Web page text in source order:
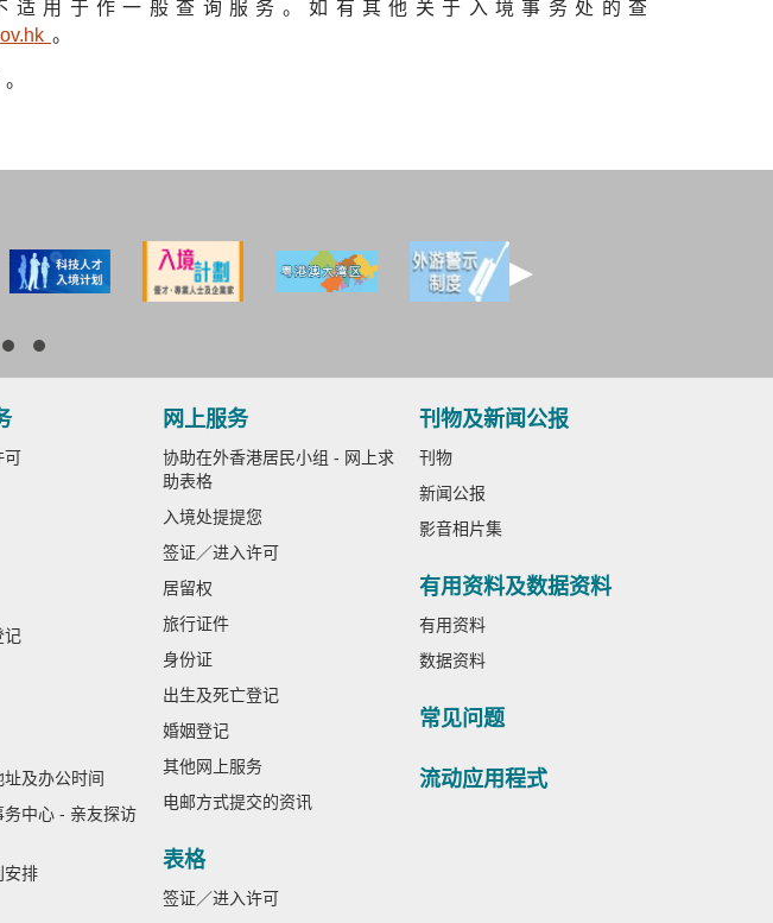
用于作一般查询服务。如有其他关于入境事务处的查
k 。
可
记
及办公时间
务中心 - 亲友探访
安排
网上服务
协助在外香港居民小组 - 网上求
助表格
入境处提提您
签证／进入许可
居留权
旅行证件
身份证
出生及死亡登记
婚姻登记
其他网上服务
电邮方式提交的资讯
表格
签证／进入许可
刊物及新闻公报
刊物
新闻公报
影音相片集
有用资料及数据资料
有用资料
数据资料
常见问题
流动应用程式